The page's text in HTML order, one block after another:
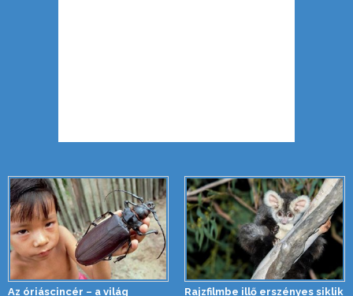
Az óriáscincér – a világ Rajzfilmbe illő erszényes siklik